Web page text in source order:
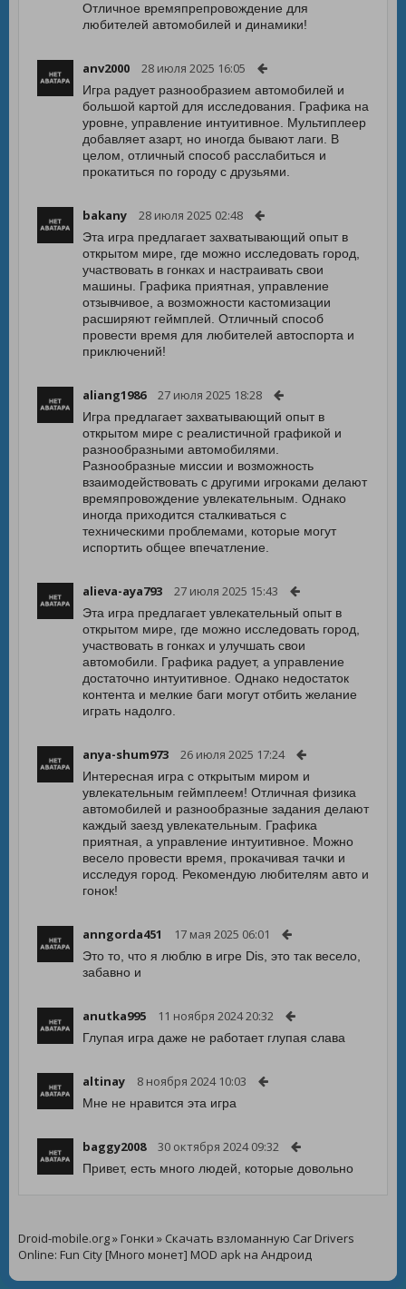
Отличное времяпрепровождение для
любителей автомобилей и динамики!
anv2000 28 июля 2025 16:05
Игра радует разнообразием автомобилей и
большой картой для исследования. Графика на
уровне, управление интуитивное. Мультиплеер
добавляет азарт, но иногда бывают лаги. В
целом, отличный способ расслабиться и
прокатиться по городу с друзьями.
bakany 28 июля 2025 02:48
Эта игра предлагает захватывающий опыт в
открытом мире, где можно исследовать город,
участвовать в гонках и настраивать свои
машины. Графика приятная, управление
отзывчивое, а возможности кастомизации
расширяют геймплей. Отличный способ
провести время для любителей автоспорта и
приключений!
aliang1986 27 июля 2025 18:28
Игра предлагает захватывающий опыт в
открытом мире с реалистичной графикой и
разнообразными автомобилями.
Разнообразные миссии и возможность
взаимодействовать с другими игроками делают
времяпровождение увлекательным. Однако
иногда приходится сталкиваться с
техническими проблемами, которые могут
испортить общее впечатление.
alieva-aya793 27 июля 2025 15:43
Эта игра предлагает увлекательный опыт в
открытом мире, где можно исследовать город,
участвовать в гонках и улучшать свои
автомобили. Графика радует, а управление
достаточно интуитивное. Однако недостаток
контента и мелкие баги могут отбить желание
играть надолго.
anya-shum973 26 июля 2025 17:24
Интересная игра с открытым миром и
увлекательным геймплеем! Отличная физика
автомобилей и разнообразные задания делают
каждый заезд увлекательным. Графика
приятная, а управление интуитивное. Можно
весело провести время, прокачивая тачки и
исследуя город. Рекомендую любителям авто и
гонок!
anngorda451 17 мая 2025 06:01
Это то, что я люблю в игре Dis, это так весело,
забавно и
anutka995 11 ноября 2024 20:32
Глупая игра даже не работает глупая слава
altinay 8 ноября 2024 10:03
Мне не нравится эта игра
baggy2008 30 октября 2024 09:32
Привет, есть много людей, которые довольно
Droid-mobile.org» Гонки » Скачать взломанную Car Drivers
Online: Fun City [Много монет] MOD apk на Андроид